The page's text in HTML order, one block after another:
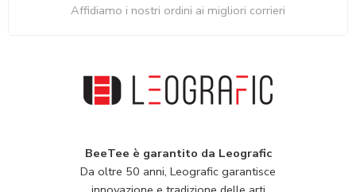
Affidiamo i nostri ordini ai migliori corrieri
BeeTee è garantito da Leografic
Da oltre 50 anni, Leografic garantisce